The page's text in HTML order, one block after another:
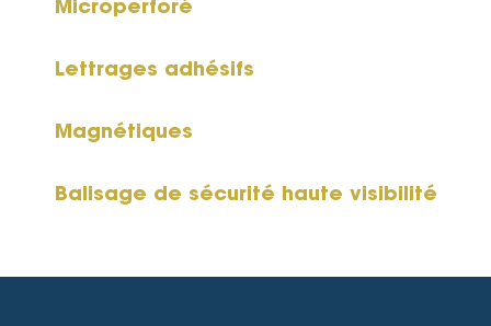
Microperforé
Lettrages adhésifs
Magnétiques
Balisage de sécurité haute visibilité